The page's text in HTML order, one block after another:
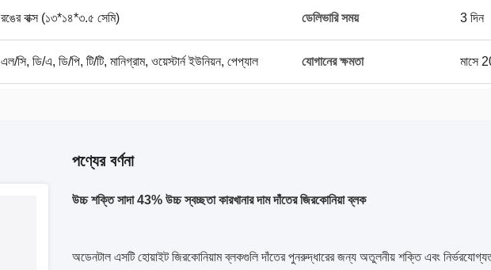
রঙের বাক্স (১৩*১৪*৩.৫ সেমি) ডেলিভারি সময় 3 দিন
এল/সি, ডি/এ, ডি/পি, টি/টি, মানিগ্রাম, ওয়েস্টার্ন ইউনিয়ন, পেপ্যাল যোগানের ক্ষমতা মাসে
পণ্যের বর্ণনা
উচ্চ শক্তি সাদা 43% উচ্চ স্বচ্ছতা কারখানার দাম দাঁতের জিরকোনিয়া ব্লক
অডেনটাল এসটি হোয়াইট জিরকোনিয়াম ব্লকগুলি দাঁতের পুনরুদ্ধারের জন্য অতুলনীয় শক্তি এবং